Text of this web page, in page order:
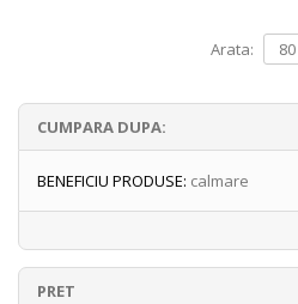
Arata:
CUMPARA DUPA:
BENEFICIU PRODUSE: calmare
PRET